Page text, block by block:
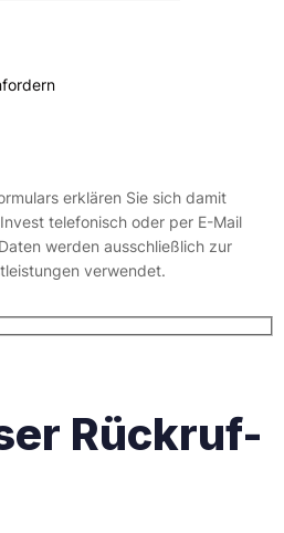
erklären Sie sich damit
telefonisch oder per E-Mail
werden ausschließlich zur
verwendet.
Rückruf-